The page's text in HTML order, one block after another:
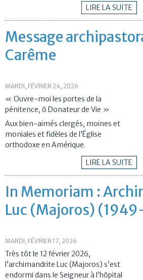
LIRE LA SUITE
Message
Carême
MARDI, FÉVRIER 24, 2026
« Ouvre-moi les portes de la
pénitence, ô Donateur de Vie »
Aux bien-aimés clergés, moines et
moniales et fidèles de l’Église
orthodoxe en Amérique.
LIRE LA SUITE
In Memoriam :
Luc (Majoros)
MARDI, FÉVRIER 17, 2026
Très tôt le 12 février 2026,
l’archimandrite Luc (Majoros) s’est
endormi dans le Seigneur à l’hôpital